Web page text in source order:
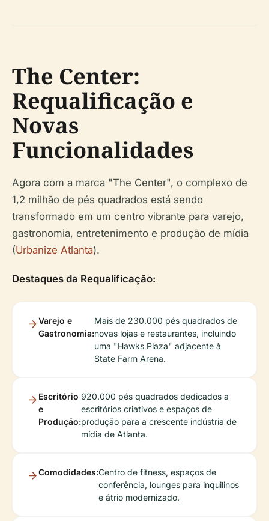
The Center:
Requalificação e
Novas
Funcionalidades
Agora com a marca "The Center", o complexo de
1,2 milhão de pés quadrados está sendo
transformado em um centro vibrante para varejo,
gastronomia, entretenimento e produção de mídia
(Urbanize Atlanta).
Destaques da Requalificação:
Varejo e
Gastronomia:
Mais de 230.000 pés quadrados de
novas lojas e restaurantes, incluindo
uma "Hawks Plaza" adjacente à
State Farm Arena.
Escritório
e
Produção:
920.000 pés quadrados dedicados a
escritórios criativos e espaços de
produção para a crescente indústria de
mídia de Atlanta.
Comodidades:Centro de fitness, espaços de
conferência, lounges para inquilinos
e átrio modernizado.